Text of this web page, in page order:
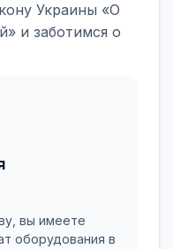
Украины «О
и заботимся о
вы имеете
оборудования в